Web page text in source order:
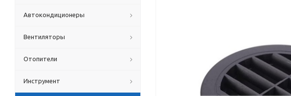
Автокондиционеры
Вентиляторы
Отопители
Инструмент